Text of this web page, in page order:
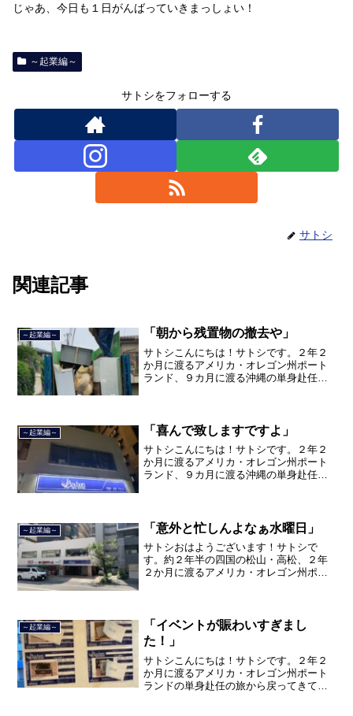
じゃあ、今日も１日がんばっていきまっしょい！
～起業編～
サトシをフォローする
サトシ
関連記事
～起業編～ 「朝から残置物の撤去や」
サトシこんにちは！サトシです。２年２
か月に渡るアメリカ・オレゴン州ポート
ランド、９カ月に渡る沖縄の単身赴任の
品川区南大井で不動産を主...
～起業編～ 「喜んで致しますですよ」
サトシこんにちは！サトシです。２年２
か月に渡るアメリカ・オレゴン州ポート
ランド、９カ月に渡る沖縄の単身赴任の
品川区南大井で不動産を主...
～起業編～ 「意外と忙しんよなぁ水曜日」
サトシおはようございます！サトシで
す。約２年半の四国の松山・高松、２年
２か月に渡るアメリカ・オレゴン州ポー
て、２０２１年３月９日より東...
～起業編～
「イベントが賑わいすぎまし
た！」
サトシこんにちは！サトシです。２年２
か月に渡るアメリカ・オレゴン州ポート
ランドの単身赴任の旅から戻ってきて、